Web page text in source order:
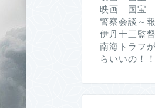
映画 国宝
警察会談～
伊丹十三監
南海トラフ
らいいの！